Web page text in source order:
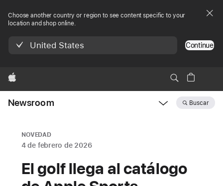
Choose another country or region to see content specific to your
location and shop online.
United States Continue
Apple
Newsroom Buscar
NOVEDAD
4 de febrero de 2026
El golf llega al catálogo